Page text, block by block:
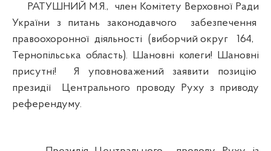
РАТУШНИЙ М.Я., член Комітету Верховної Ради
України з питань законодавчого забезпечення
правоохоронної діяльності (виборчий округ 164,
Тернопільська область). Шановні колеги! Шановні
присутні! Я уповноважений заявити позицію
президії Центрального проводу Руху з приводу
референдуму.